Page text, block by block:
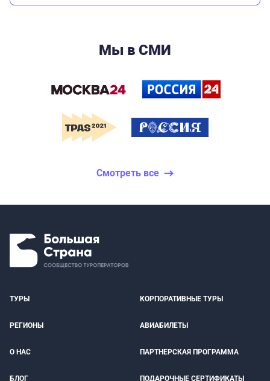
Мы в СМИ
Смотреть все
ТУРЫ КОРПОРАТИВНЫЕ ТУРЫ
РЕГИОНЫ АВИАБИЛЕТЫ
О НАС ПАРТНЕРСКАЯ ПРОГРАММА
БЛОГ ПОДАРОЧНЫЕ СЕРТИФИКАТЫ